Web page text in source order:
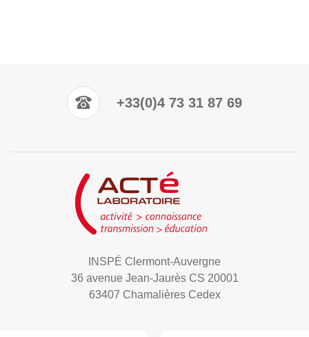
+33(0)4 73 31 87 69
INSPÉ Clermont-Auvergne
36 avenue Jean-Jaurès CS 20001
63407 Chamalières Cedex